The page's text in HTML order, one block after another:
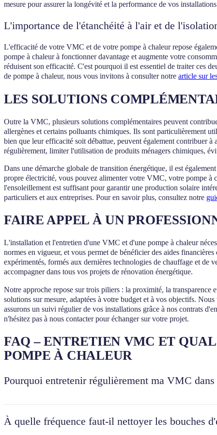
mesure pour assurer la longévité et la performance de vos
L'importance de l'étanchéité à l'air et de
L'efficacité de votre VMC et de votre pompe à chaleur repose
pompe à chaleur à fonctionner davantage et augmente votre
réduisent son efficacité. C'est pourquoi il est essentiel de traiter ces
de pompe à chaleur, nous vous invitons à consulter notre article sur
LES SOLUTIONS
Outre la VMC, plusieurs solutions complémentaires peuvent
allergènes et certains polluants chimiques. Ils sont particulièrement
bien que leur efficacité soit débattue, peuvent également contribuer
régulièrement, limiter l'utilisation de produits ménagers chimiques,
Dans une démarche globale de transition énergétique, il est
propre électricité, vous pouvez alimenter votre VMC, votre pompe à
l'ensoleillement est suffisant pour garantir une production solaire
particuliers et aux entreprises. Pour en savoir plus, consultez notre
FAIRE APPEL À UN
L'installation et l'entretien d'une VMC et d'une pompe à chaleur
normes en vigueur, et vous permet de bénéficier des aides
expérimentés, formés aux dernières technologies de chauffage et
accompagner dans tous vos projets de rénovation énergétique.
Notre approche repose sur trois piliers : la proximité, la transparence
solutions sur mesure, adaptées à votre budget et à vos objectifs.
assurons un suivi régulier de vos installations grâce à nos contrats
n'hésitez pas à nous contacter pour échanger sur votre projet.
FAQ – ENTRETIEN VMC ET
POMPE À CHALEUR
Pourquoi entretenir régulièrement ma VMC
À quelle fréquence faut-il nettoyer les bouches